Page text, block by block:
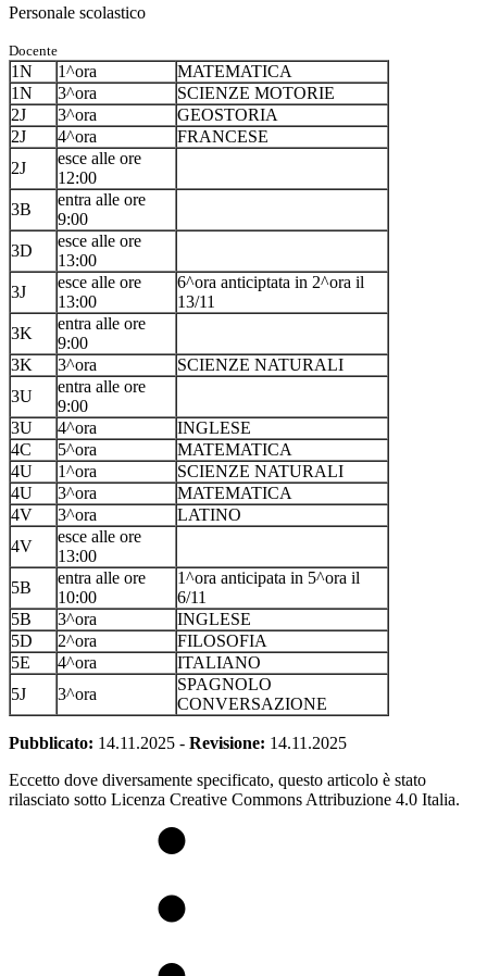
Personale scolastico
Docente
1N 1^ora
MATEMATICA
1N
3^ora
SCIENZE MOTORIE
2J
3^ora
GEOSTORIA
2J
4^ora
FRANCESE
2J
esce alle ore
12:00
3B
entra alle ore
9:00
3D
esce alle ore
13:00
3J
esce alle ore
13:00
6^ora anticiptata in 2^ora il
13/11
3K
entra alle ore
9:00
3K
3^ora
SCIENZE NATURALI
3U
entra alle ore
9:00
3U
4^ora
INGLESE
4C
5^ora
MATEMATICA
4U
1^ora
SCIENZE NATURALI
4U
3^ora
MATEMATICA
4V
3^ora
LATINO
4V
esce alle ore
13:00
5B
entra alle ore
10:00
1^ora anticipata in 5^ora il
6/11
5B
3^ora
INGLESE
5D
2^ora
FILOSOFIA
5E
4^ora
ITALIANO
5J
3^ora
SPAGNOLO
CONVERSAZIONE
Pubblicato: 14.11.2025 - Revisione: 14.11.2025
Eccetto dove diversamente specificato, questo articolo è stato
rilasciato sotto Licenza Creative Commons Attribuzione 4.0 Italia.